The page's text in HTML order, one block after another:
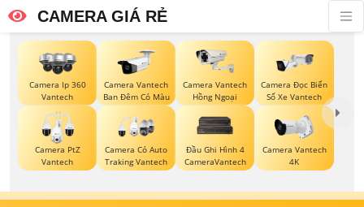
CAMERA GIÁ RẺ
Camera Ip 360
Vantech
Camera Vantech
Ban Đêm Có Màu
Camera Vantech
Hồng Ngoại
Camera Đọc Biển
Số Xe Vantech
Camera PtZ
Vantech
Camera Có Auto
Traking Vantech
Đầu Ghi Hình 4
CameraVantech
Camera Vantech
4K